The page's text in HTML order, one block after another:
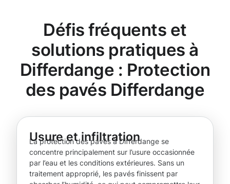
Défis fréquents et
solutions pratiques à
Differdange : Protection
des pavés Differdange
Usure et infiltration
La protection des pavés à Differdange se
concentre principalement sur l’usure occasionnée
par l’eau et les conditions extérieures. Sans un
traitement approprié, les pavés finissent par